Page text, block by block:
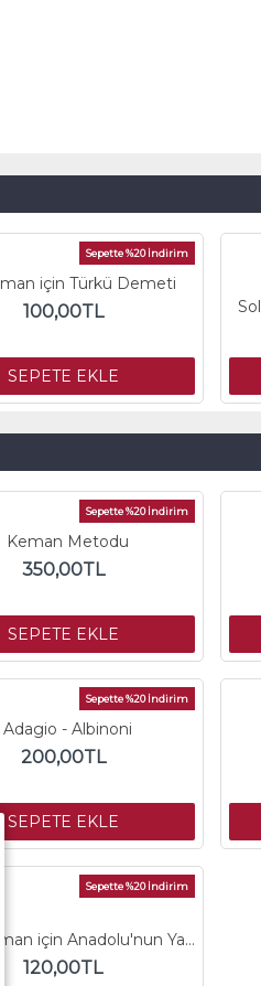
Sepette %20 İndirim
için Türkü Demeti
100,00TL
SEPETE EKLE
Sepette %20 İndirim
Keman Metodu
350,00TL
SEPETE EKLE
Sepette %20 İndirim
Adagio - Albinoni
200,00TL
SEPETE EKLE
Sepette %20 İndirim
Solo Keman için Anadolu'nun Yankıları
120,00TL